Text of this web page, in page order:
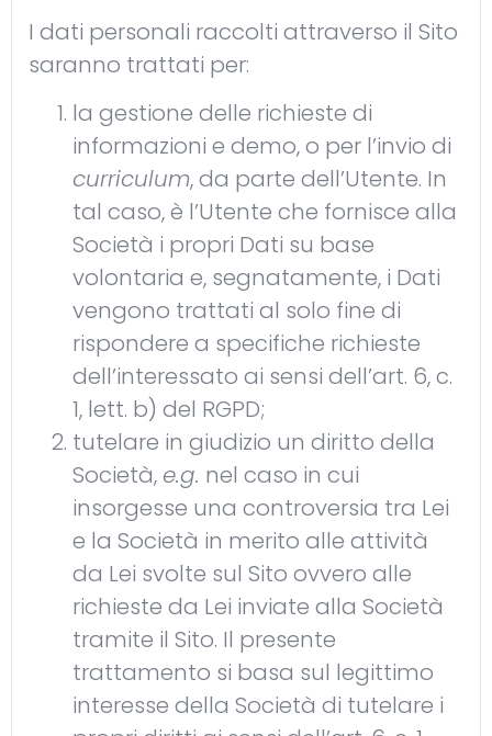
I dati personali raccolti attraverso il Sito
saranno trattati per:
la gestione delle richieste di
informazioni e demo, o per l’invio di
curriculum, da parte dell’Utente. In
tal caso, è l’Utente che fornisce alla
Società i propri Dati su base
volontaria e, segnatamente, i Dati
vengono trattati al solo fine di
rispondere a specifiche richieste
dell’interessato ai sensi dell’art. 6, c.
1, lett. b) del RGPD;
tutelare in giudizio un diritto della
Società, e.g. nel caso in cui
insorgesse una controversia tra Lei
e la Società in merito alle attività
da Lei svolte sul Sito ovvero alle
richieste da Lei inviate alla Società
tramite il Sito. Il presente
trattamento si basa sul legittimo
interesse della Società di tutelare i